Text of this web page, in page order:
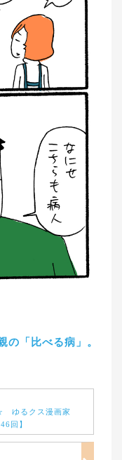
の「比べる病」。
ゆるクス漫画家
回】